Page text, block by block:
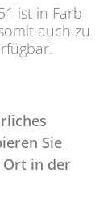
ist in Farb-
auch zu
Sie
Ort in der